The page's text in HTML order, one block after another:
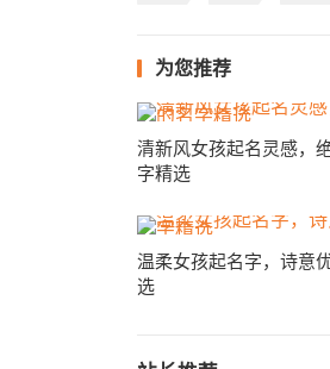
为您推荐
清新风女孩起名灵感，
字精选
温柔女孩起名字，诗意
选